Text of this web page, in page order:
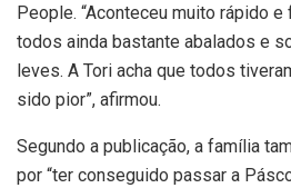
People. “Aconteceu muito rápido
todos ainda bastante abalados e
leves. A Tori acha que todos
sido pior”, afirmou.
Segundo a publicação, a família
por “ter conseguido passar a